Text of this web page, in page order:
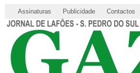
Assinaturas Publicidade Contactos